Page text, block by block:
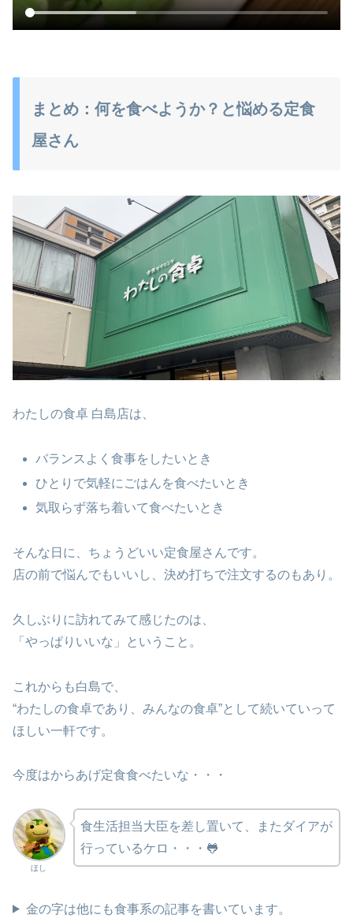
まとめ：何を食べようか？と悩める定食
屋さん
わたしの食卓 白島店は、
バランスよく食事をしたいとき
ひとりで気軽にごはんを食べたいとき
気取らず落ち着いて食べたいとき
そんな日に、ちょうどいい定食屋さんです。
店の前で悩んでもいいし、決め打ちで注文するのもあり。
久しぶりに訪れてみて感じたのは、
「やっぱりいいな」ということ。
これからも白島で、
“わたしの食卓であり、みんなの食卓”として続いていって
ほしい一軒です。
今度はからあげ定食食べたいな・・・
ほし
食生活担当大臣を差し置いて、またダイアが
行っているケロ・・・🐸
金の字は他にも食事系の記事を書いています。